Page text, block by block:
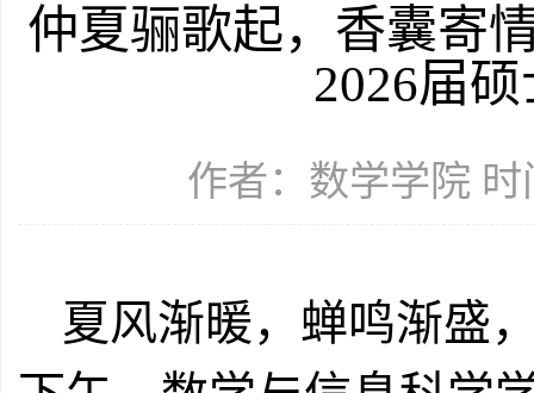
仲夏骊歌起，香囊寄
2026届
作者：数学学院 时
夏风渐暖，蝉鸣渐盛